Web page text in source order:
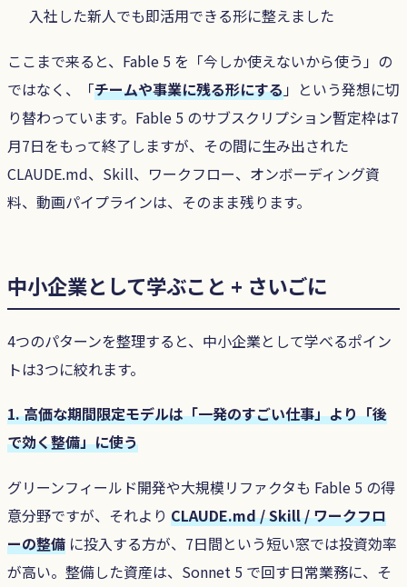
入社した新人でも即活用できる形に整えました
ここまで来ると、Fable 5 を「今しか使えないから使う」の
ではなく、「チームや事業に残る形にする」という発想に切
り替わっています。Fable 5 のサブスクリプション暫定枠は7
月7日をもって終了しますが、その間に生み出された
CLAUDE.md、Skill、ワークフロー、オンボーディング資
料、動画パイプラインは、そのまま残ります。
中小企業として学ぶこと + さいごに
4つのパターンを整理すると、中小企業として学べるポイン
トは3つに絞れます。
1. 高価な期間限定モデルは「一発のすごい仕事」より「後
で効く整備」に使う
グリーンフィールド開発や大規模リファクタも Fable 5 の得
意分野ですが、それより CLAUDE.md / Skill / ワークフロ
ーの整備 に投入する方が、7日間という短い窓では投資効率
が高い。整備した資産は、Sonnet 5 で回す日常業務に、そ